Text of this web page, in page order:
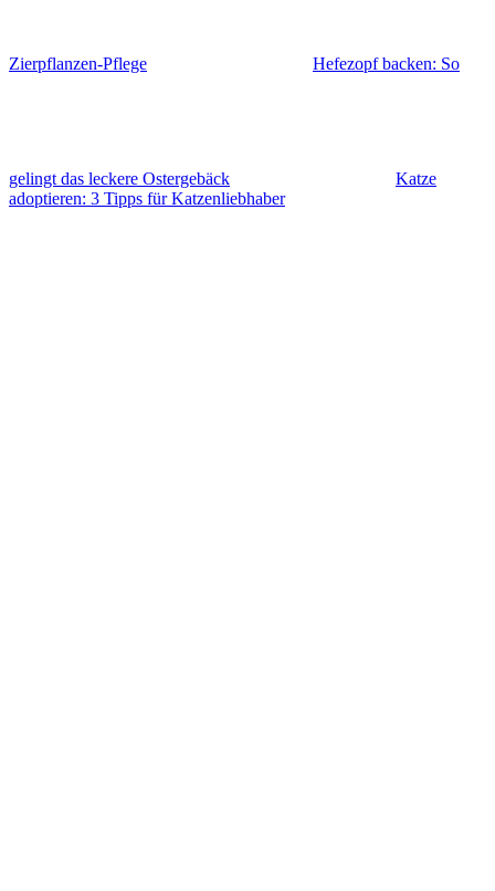
Zierpflanzen-Pflege Hefezopf backen: So
gelingt das leckere Ostergebäck
Katze
adoptieren: 3 Tipps für Katzenliebhaber